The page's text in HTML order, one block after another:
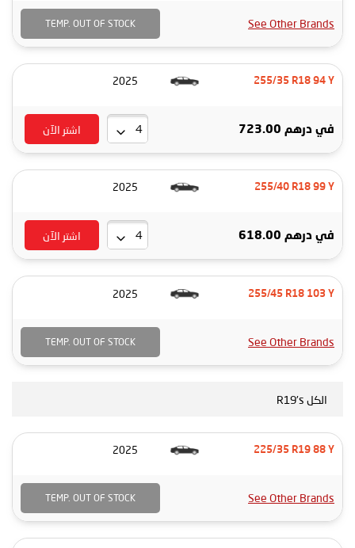
See Other Brands
TEMP. OUT OF STOCK
255/35 R18 94 Y
2025
في درهم 723.00 اشتر الآن
255/40 R18 99 Y
2025
في درهم 618.00 اشتر الآن
255/45 R18 103 Y
2025
See Other Brands
TEMP. OUT OF STOCK
الكل R19's
225/35 R19 88 Y
2025
See Other Brands
TEMP. OUT OF STOCK